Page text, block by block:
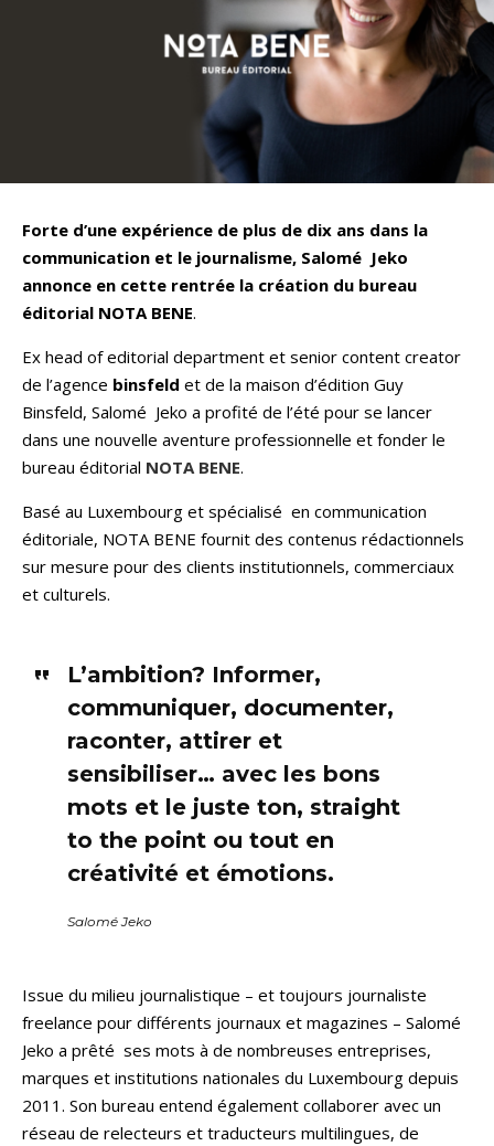
Forte d’une expérience de plus de dix ans dans la
communication et le journalisme, Salomé Jeko
annonce en cette rentrée la création du bureau
éditorial NOTA BENE.
Ex head of editorial department et senior content creator
de l’agence binsfeld et de la maison d’édition Guy
Binsfeld, Salomé Jeko a profité de l’été pour se lancer
dans une nouvelle aventure professionnelle et fonder le
bureau éditorial NOTA BENE.
Basé au Luxembourg et spécialisé en communication
éditoriale, NOTA BENE fournit des contenus rédactionnels
sur mesure pour des clients institutionnels, commerciaux
et culturels.
L’ambition? Informer,
communiquer, documenter,
raconter, attirer et
sensibiliser… avec les bons
mots et le juste ton, straight
to the point ou tout en
créativité et émotions.
Salomé Jeko
Issue du milieu journalistique – et toujours journaliste
freelance pour différents journaux et magazines – Salomé
Jeko a prêté ses mots à de nombreuses entreprises,
marques et institutions nationales du Luxembourg depuis
2011. Son bureau entend également collaborer avec un
réseau de relecteurs et traducteurs multilingues, de